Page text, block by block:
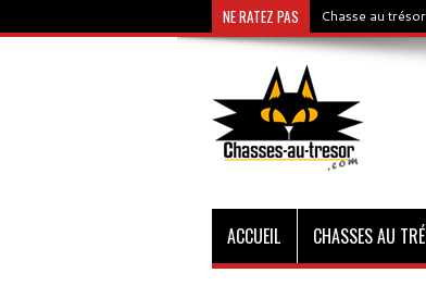
NE RATEZ PAS Chasse au
ACCUEIL CHASSES AU